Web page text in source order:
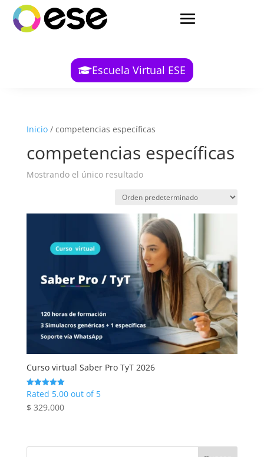
Escuela Virtual ESE
Inicio/ competencias específicas
competencias específicas
Mostrando el único resultado
Curso virtual Saber Pro TyT 2026
Rated 5.00 out of 5
$ 329.000